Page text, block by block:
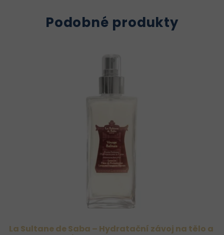
Podobné produkty
La Sultane de Saba – Hydratační závoj na tělo a